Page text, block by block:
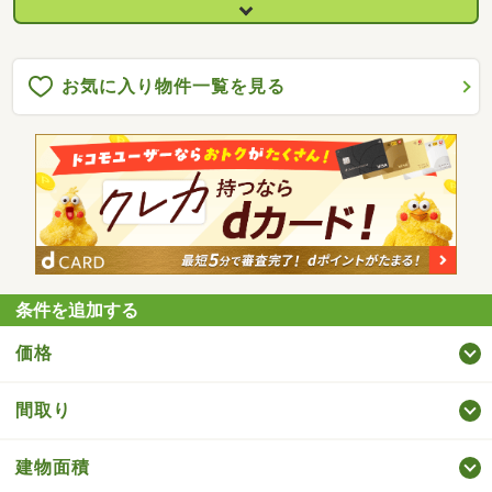
お気に入り物件一覧を見る
条件を追加する
価格
間取り
建物面積